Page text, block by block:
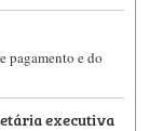
pagamento e do
executiva